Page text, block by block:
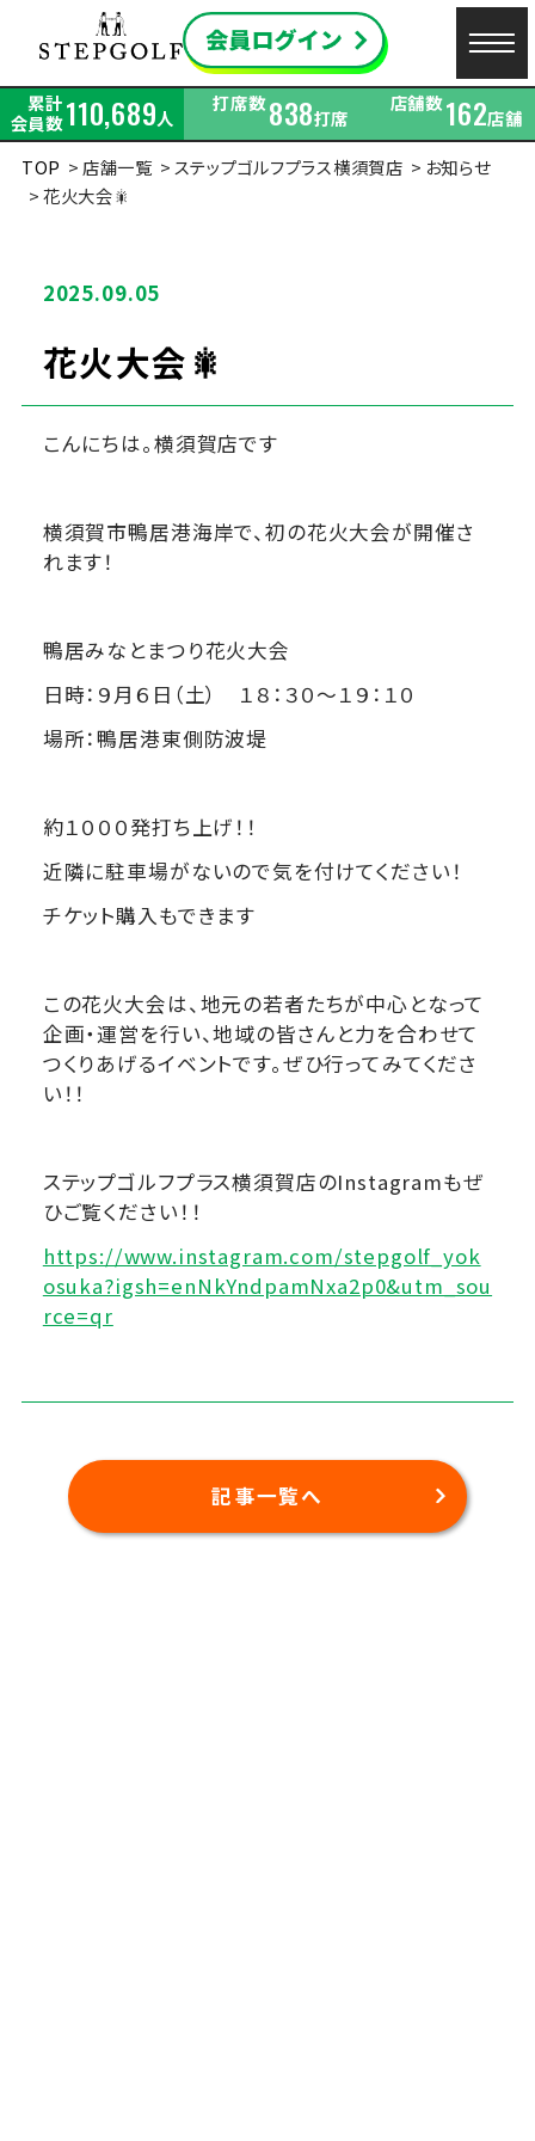
累計
会員数110,689人
打席数838打席
店舗数162店舗
TOP
店舗一覧 ステップゴルフプラス横須賀店
お知らせ
花火大会🎇
2025.09.05
花火大会🎇
こんにちは。横須賀店です
横須賀市鴨居港海岸で、初の花火大会が開催さ
れます！
鴨居みなとまつり花火大会
日時：９月６日（土） １８：３０～１９：１０
場所：鴨居港東側防波堤
約１０００発打ち上げ！！
近隣に駐車場がないので気を付けてください！
チケット購入もできます
この花火大会は、地元の若者たちが中心となって
企画・運営を行い、地域の皆さんと力を合わせて
つくりあげるイベントです。ぜひ行ってみてくださ
い！！
ステップゴルフプラス横須賀店のInstagramもぜ
ひご覧ください！！
https://www.instagram.com/stepgolf_yok
osuka?igsh=enNkYndpamNxa2p0&utm_sou
rce=qr
記事一覧へ